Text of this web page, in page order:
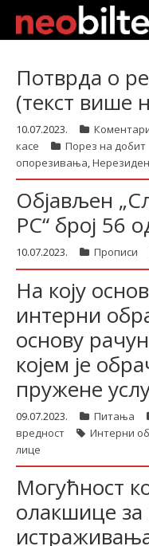
Претрага
Актуелно
Подаци
Линкови
О нама
Претплата
Пријава
latinica
Потврда о
(текст више
10.07.2023.
касе
Порез на добит
опорезивања,
Објављен
РС“ број 56
10.07.2023. Прописи
На коју
интерни
основу
којем је
пружене
09.07.2023. Питања
вредност
Интерни
лице
Могућност
олакшице за